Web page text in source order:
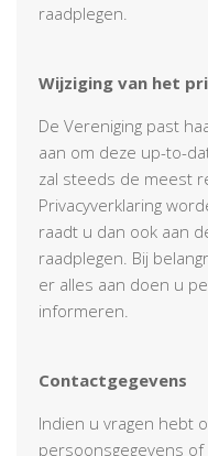
raadplegen.
Wijziging van het
De Vereniging past
aan om deze up-to-
zal steeds de meest
Privacyverklaring
raadt u dan ook aan
raadplegen. Bij
er alles aan doen u
informeren.
Contactgegevens
Indien u vragen hebt
persoonsgegevens